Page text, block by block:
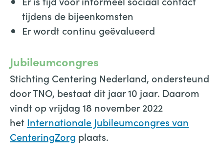
tijdens de bijeenkomsten
Er wordt continu geëvalueerd
Jubileumcongres
Stichting Centering Nederland, ondersteund
door TNO, bestaat dit jaar 10 jaar. Daarom
vindt op vrijdag 18 november 2022
het Internationale Jubileumcongres van
CenteringZorg plaats.